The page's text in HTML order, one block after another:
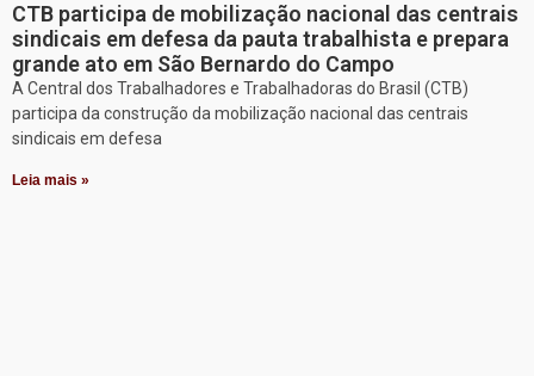
CTB participa de mobilização nacional das centrais
sindicais em defesa da pauta trabalhista e prepara
grande ato em São Bernardo do Campo
A Central dos Trabalhadores e Trabalhadoras do Brasil (CTB)
participa da construção da mobilização nacional das centrais
sindicais em defesa
Leia mais »